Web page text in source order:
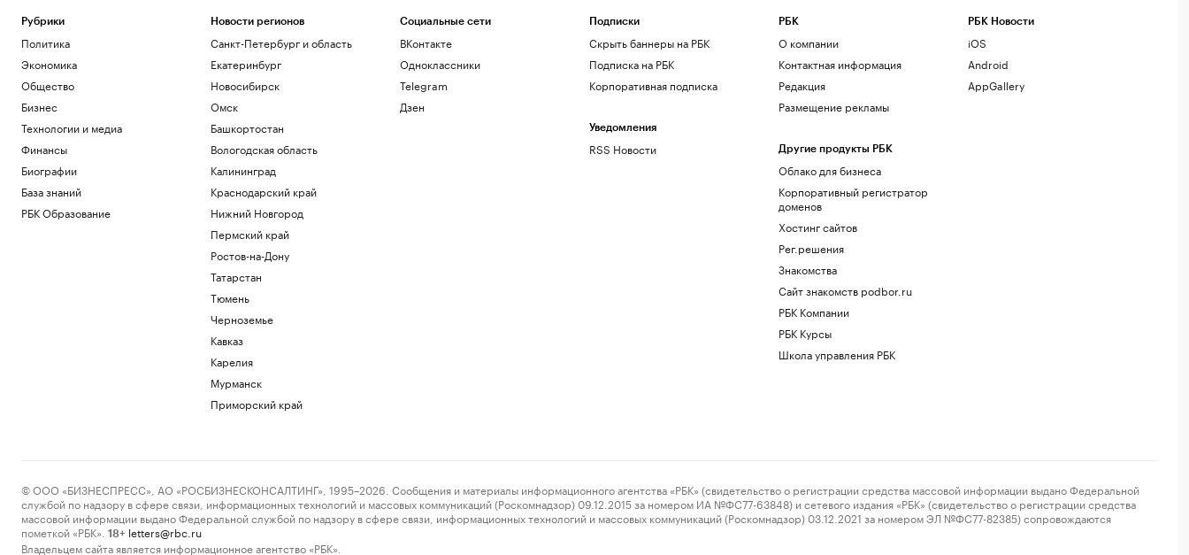
августа
Политика
Рубрики
Политика
Экономика
Общество
Бизнес
Технологии и медиа
Финансы
Биографии
База знаний
РБК Образование
Новости регионов
Санкт-Петербург и область
Екатеринбург
Новосибирск
Омск
Башкортостан
Вологодская область
Калининград
Краснодарский край
Нижний Новгород
Пермский край
Ростов-на-Дону
Татарстан
Тюмень
Черноземье
Кавказ
Карелия
Мурманск
Приморский край
Социальные сети
ВКонтакте
Одноклассники
Telegram
Дзен
Подписки
Скрыть баннеры на РБК
Подписка на РБК
Корпоративная подписка
Уведомления
RSS Новости
РБК
О компании
Контактная информация
Редакция
Размещение рекламы
Другие продукты РБК
Облако для бизнеса
Корпоративный регистратор
доменов
Хостинг сайтов
Рег.решения
Знакомства
Сайт знакомств podbor.ru
РБК Компании
РБК Курсы
Школа управления РБК
РБК Новости
iOS
Android
AppGallery
© ООО «БИЗНЕСПРЕСС», АО «РОСБИЗНЕСКОНСАЛТИНГ», 1995–2026. Сообщения и материалы информационного агентства «РБК» (свидетельство о регистрации средства массовой информации выдано Федеральной
службой по надзору в сфере связи, информационных технологий и массовых коммуникаций (Роскомнадзор) 09.12.2015 за номером ИА №ФС77-63848) и сетевого издания «РБК» (свидетельство о регистрации средства
массовой информации выдано Федеральной службой по надзору в сфере связи, информационных технологий и массовых коммуникаций (Роскомнадзор) 03.12.2021 за номером ЭЛ №ФС77-82385) сопровождаются
пометкой «РБК».
18+ letters@rbc.ru
Владельцем сайта является информационное агентство «РБК».